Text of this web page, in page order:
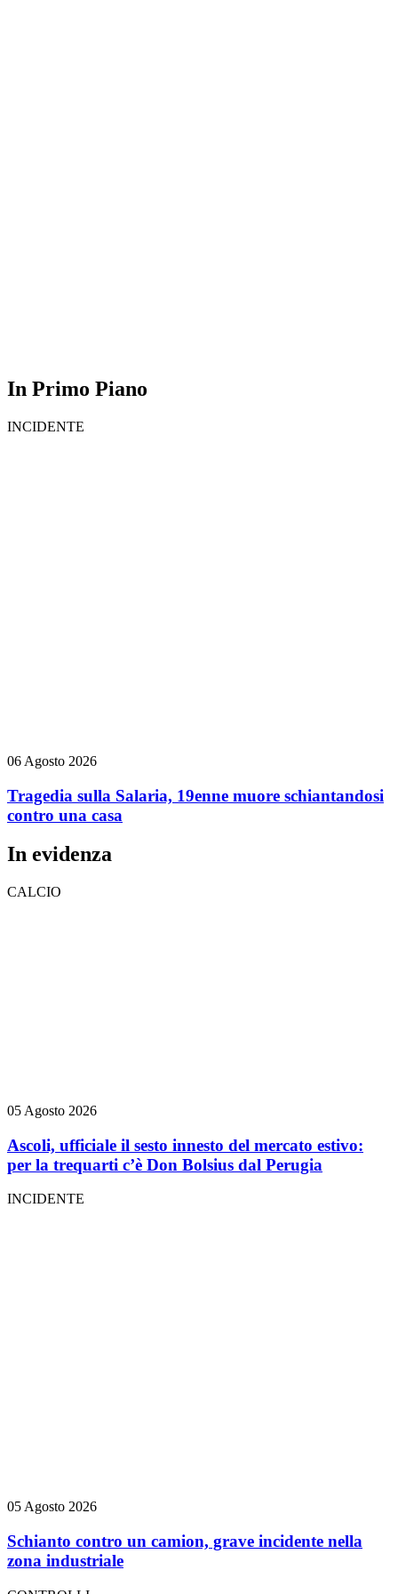
In Primo Piano
INCIDENTE
06 Agosto 2026
Tragedia sulla Salaria, 19enne muore schiantandosi
contro una casa
In evidenza
CALCIO
05 Agosto 2026
Ascoli, ufficiale il sesto innesto del mercato estivo:
per la trequarti c’è Don Bolsius dal Perugia
INCIDENTE
05 Agosto 2026
Schianto contro un camion, grave incidente nella
zona industriale